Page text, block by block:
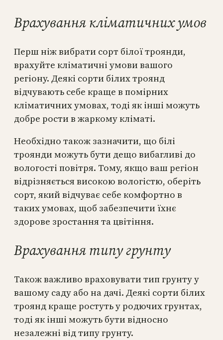
Врахування кліматичних умов
Перш ніж вибрати сорт білої троянди,
врахуйте кліматичні умови вашого
регіону. Деякі сорти білих троянд
відчувають себе краще в помірних
кліматичних умовах, тоді як інші можуть
добре рости в жаркому кліматі.
Необхідно також зазначити, що білі
троянди можуть бути дещо вибагливі до
вологості повітря. Тому, якщо ваш регіон
відрізняється високою вологістю, оберіть
сорт, який відчуває себе комфортно в
таких умовах, щоб забезпечити їхнє
здорове зростання та цвітіння.
Врахування типу грунту
Також важливо враховувати тип грунту у
вашому саду або на дачі. Деякі сорти білих
троянд краще ростуть у родючих грунтах,
тоді як інші можуть бути відносно
незалежні від типу грунту.